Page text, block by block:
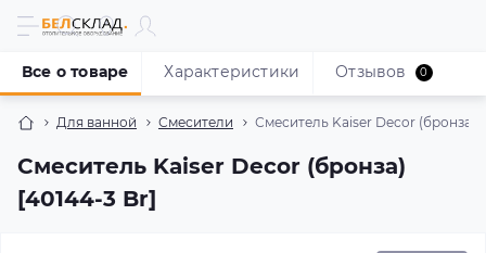
Для ванной Смесители Смеситель Kaiser Decor (бронза)
Смеситель Kaiser Decor (бронза)
[40144-3 Br]
Все о товаре Характеристики Отзывов 0